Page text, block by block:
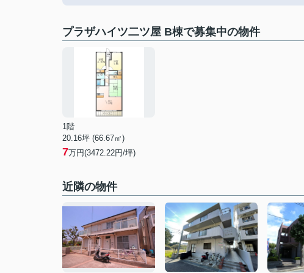
プラザハイツ二ツ屋 B棟で募集中の物件
1階
20.16坪 (66.67㎡)
7万円(3472.22円/坪)
近隣の物件